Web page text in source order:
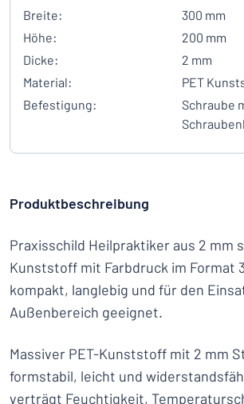
Breite:
300 mm
Höhe:
200 mm
Dicke:
2 mm
Material:
PET
Befestigung:
Schraube
Produktbeschreibung
Praxisschild Heilpraktiker aus 2 mm
Kunststoff mit Farbdruck im Format
kompakt, langlebig und für den
Außenbereich geeignet.
Massiver PET-Kunststoff mit 2 mm
formstabil, leicht und
verträgt Feuchtigkeit,